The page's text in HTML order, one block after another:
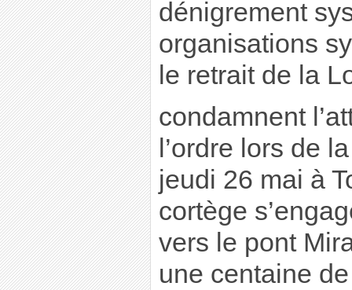
dénigrement
organisations
le retrait de la
condamnent
l’ordre lors de
jeudi 26 mai à
cortège
vers le pont
une centaine